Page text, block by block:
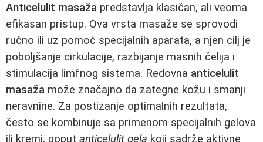
Anticelulit masaža predstavlja klasičan, ali veoma
efikasan pristup. Ova vrsta masaže se sprovodi
ručno ili uz pomoć specijalnih aparata, a njen cilj je
poboljšanje cirkulacije, razbijanje masnih čelija i
stimulacija limfnog sistema. Redovna anticelulit
masaža može značajno da zategne kožu i smanji
neravnine. Za postizanje optimalnih rezultata,
često se kombinuje sa primenom specijalnih gelova
ili kremi, poput anticelulit gela koji sadrže aktivne